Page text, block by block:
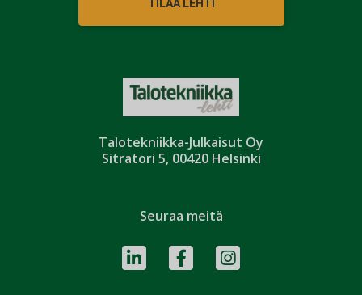
Talotekniikka-Julkaisut Oy
Sitratori 5, 00420 Helsinki
TILAA LEHTI
Seuraa meitä